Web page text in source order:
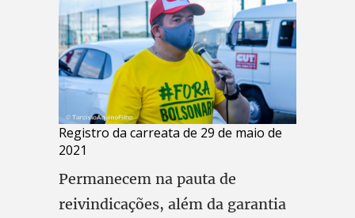
Registro da carreata de 29 de maio de
2021
Permanecem na pauta de
reivindicações, além da garantia